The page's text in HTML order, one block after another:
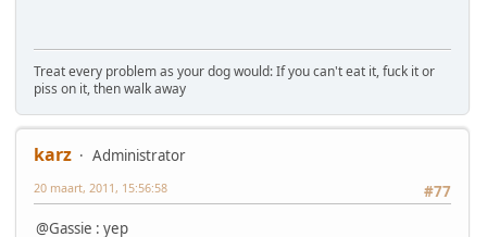
Treat every problem as your dog would: If you can't eat it, fuck it or
piss on it, then walk away
karz
Administrator
#77
20 maart, 2011, 15:56:58
@Gassie : yep